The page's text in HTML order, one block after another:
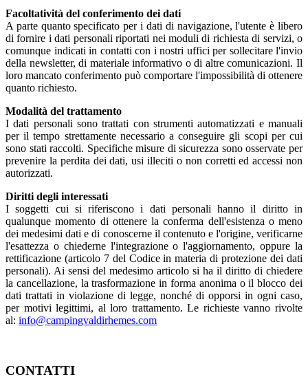
Facoltatività del conferimento dei dati
A parte quanto specificato per i dati di navigazione, l'utente è libero
di fornire i dati personali riportati nei moduli di richiesta di servizi, o
comunque indicati in contatti con i nostri uffici per sollecitare l'invio
della newsletter, di materiale informativo o di altre comunicazioni. Il
loro mancato conferimento può comportare l'impossibilità di ottenere
quanto richiesto.
Modalità del trattamento
I dati personali sono trattati con strumenti automatizzati e manuali
per il tempo strettamente necessario a conseguire gli scopi per cui
sono stati raccolti. Specifiche misure di sicurezza sono osservate per
prevenire la perdita dei dati, usi illeciti o non corretti ed accessi non
autorizzati.
Diritti degli interessati
I soggetti cui si riferiscono i dati personali hanno il diritto in
qualunque momento di ottenere la conferma dell'esistenza o meno
dei medesimi dati e di conoscerne il contenuto e l'origine, verificarne
l'esattezza o chiederne l'integrazione o l'aggiornamento, oppure la
rettificazione (articolo 7 del Codice in materia di protezione dei dati
personali). Ai sensi del medesimo articolo si ha il diritto di chiedere
la cancellazione, la trasformazione in forma anonima o il blocco dei
dati trattati in violazione di legge, nonché di opporsi in ogni caso,
per motivi legittimi, al loro trattamento. Le richieste vanno rivolte
al: info@campingvaldirhemes.com
CONTATTI